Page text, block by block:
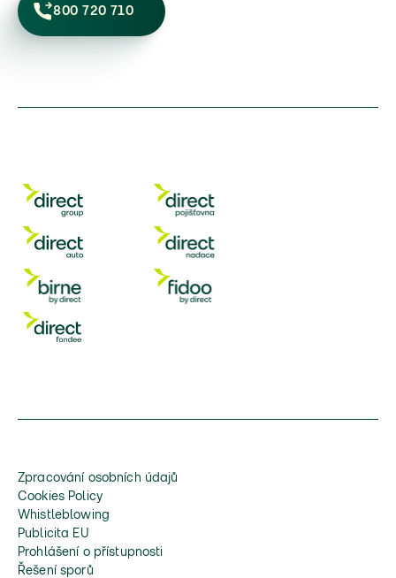
800 720 710
Zpracování osobních údajů
Cookies Policy
Whistleblowing
Publicita EU
Prohlášení o přístupnosti
Řešení sporů